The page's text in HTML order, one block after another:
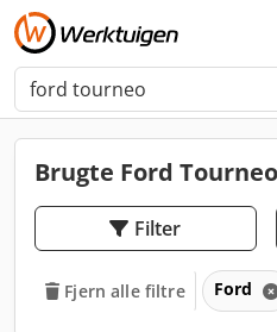
Brugte Ford
Filter
Fjern alle filtre Ford